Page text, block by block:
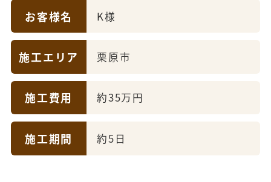
お客様名 K様
施工エリア 栗原市
施工費用 約35万円
施工期間 約5日